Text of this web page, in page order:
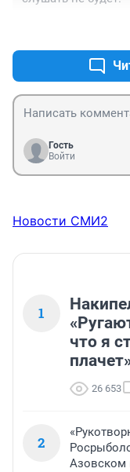
Гость
Войти
Новости СМИ2
1
что я
26 653
2
Азовском